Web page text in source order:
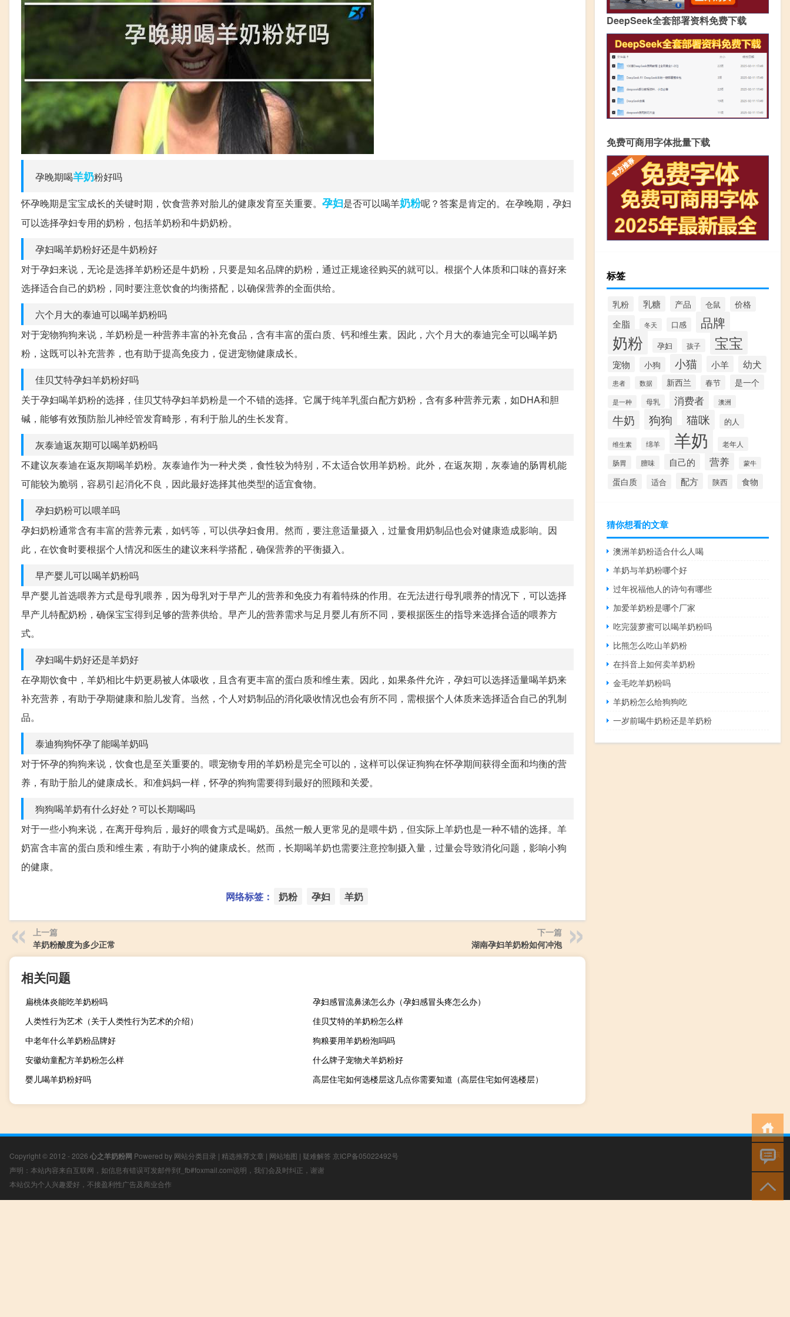
孕晚期喝羊奶粉好吗
怀孕晚期是宝宝成长的关键时期，饮食营养对胎儿的健康发育至关重要。 孕妇是否可以喝羊奶粉呢？答案是肯定的。在孕晚期，孕妇
可以选择孕妇专用的奶粉，包括羊奶粉和牛奶奶粉。
孕妇喝羊奶粉好还是牛奶粉好
对于孕妇来说，无论是选择羊奶粉还是牛奶粉，只要是知名品牌的奶粉，通过正规途径购买的就可以。根据个人体质和口味的喜好来
选择适合自己的奶粉，同时要注意饮食的均衡搭配，以确保营养的全面供给。
六个月大的泰迪可以喝羊奶粉吗
对于宠物狗狗来说，羊奶粉是一种营养丰富的补充食品，含有丰富的蛋白质、钙和维生素。因此，六个月大的泰迪完全可以喝羊奶
粉，这既可以补充营养，也有助于提高免疫力，促进宠物健康成长。
佳贝艾特孕妇羊奶粉好吗
关于孕妇喝羊奶粉的选择，佳贝艾特孕妇羊奶粉是一个不错的选择。它属于纯羊乳蛋白配方奶粉，含有多种营养元素，如DHA和胆
碱，能够有效预防胎儿神经管发育畸形，有利于胎儿的生长发育。
灰泰迪返灰期可以喝羊奶粉吗
不建议灰泰迪在返灰期喝羊奶粉。灰泰迪作为一种犬类，食性较为特别，不太适合饮用羊奶粉。此外，在返灰期，灰泰迪的肠胃机能
可能较为脆弱，容易引起消化不良，因此最好选择其他类型的适宜食物。
孕妇奶粉可以喂羊吗
孕妇奶粉通常含有丰富的营养元素，如钙等，可以供孕妇食用。然而，要注意适量摄入，过量食用奶制品也会对健康造成影响。因
此，在饮食时要根据个人情况和医生的建议来科学搭配，确保营养的平衡摄入。
早产婴儿可以喝羊奶粉吗
早产婴儿首选喂养方式是母乳喂养，因为母乳对于早产儿的营养和免疫力有着特殊的作用。在无法进行母乳喂养的情况下，可以选择
早产儿特配奶粉，确保宝宝得到足够的营养供给。早产儿的营养需求与足月婴儿有所不同，要根据医生的指导来选择合适的喂养方
式。
孕妇喝牛奶好还是羊奶好
在孕期饮食中，羊奶相比牛奶更易被人体吸收，且含有更丰富的蛋白质和维生素。因此，如果条件允许，孕妇可以选择适量喝羊奶来
补充营养，有助于孕期健康和胎儿发育。当然，个人对奶制品的消化吸收情况也会有所不同，需根据个人体质来选择适合自己的乳制
品。
泰迪狗狗怀孕了能喝羊奶吗
对于怀孕的狗狗来说，饮食也是至关重要的。喂宠物专用的羊奶粉是完全可以的，这样可以保证狗狗在怀孕期间获得全面和均衡的营
养，有助于胎儿的健康成长。和准妈妈一样，怀孕的狗狗需要得到最好的照顾和关爱。
狗狗喝羊奶有什么好处？可以长期喝吗
对于一些小狗来说，在离开母狗后，最好的喂食方式是喝奶。虽然一般人更常见的是喂牛奶，但实际上羊奶也是一种不错的选择。羊
奶富含丰富的蛋白质和维生素，有助于小狗的健康成长。然而，长期喝羊奶也需要注意控制摄入量，过量会导致消化问题，影响小狗
的健康。
网络标签： 奶粉 孕妇 羊奶
上一篇
羊奶粉酸度为多少正常
下一篇
湖南孕妇羊奶粉如何冲泡
相关问题
扁桃体炎能吃羊奶粉吗
孕妇感冒流鼻涕怎么办（孕妇感冒头疼怎么办）
人类性行为艺术（关于人类性行为艺术的介绍）
佳贝艾特的羊奶粉怎么样
中老年什么羊奶粉品牌好
狗粮要用羊奶粉泡吗吗
安徽幼童配方羊奶粉怎么样
什么牌子宠物犬羊奶粉好
婴儿喝羊奶粉好吗
高层住宅如何选楼层这几点你需要知道（高层住宅如何选楼层）
DeepSeek全套部署资料免费下载
免费可商用字体批量下载
标签
乳粉 乳糖 产品 仓鼠 价格
全脂 冬天 口感 品牌
奶粉 孕妇 孩子 宝宝
宠物 小狗 小猫 小羊 幼犬
患者 数据 新西兰 春节 是一个
是一种 母乳 消费者 澳洲
牛奶 狗狗 猫咪 的人
维生素 绵羊 羊奶 老年人
肠胃 膻味 自己的 营养 蒙牛
蛋白质 适合 配方 陕西 食物
猜你想看的文章
澳洲羊奶粉适合什么人喝
羊奶与羊奶粉哪个好
过年祝福他人的诗句有哪些
加爱羊奶粉是哪个厂家
吃完菠萝蜜可以喝羊奶粉吗
比熊怎么吃山羊奶粉
在抖音上如何卖羊奶粉
金毛吃羊奶粉吗
羊奶粉怎么给狗狗吃
一岁前喝牛奶粉还是羊奶粉
Copyright © 2012 - 2026 心之羊奶粉网 Powered by 网站分类目录 | 精选推荐文章 | 网站地图 | 疑难解答 京ICP备05022492号
声明：本站内容来自互联网，如信息有错误可发邮件到f_fb#foxmail.com说明，我们会及时纠正，谢谢
本站仅为个人兴趣爱好，不接盈利性广告及商业合作
小男孩